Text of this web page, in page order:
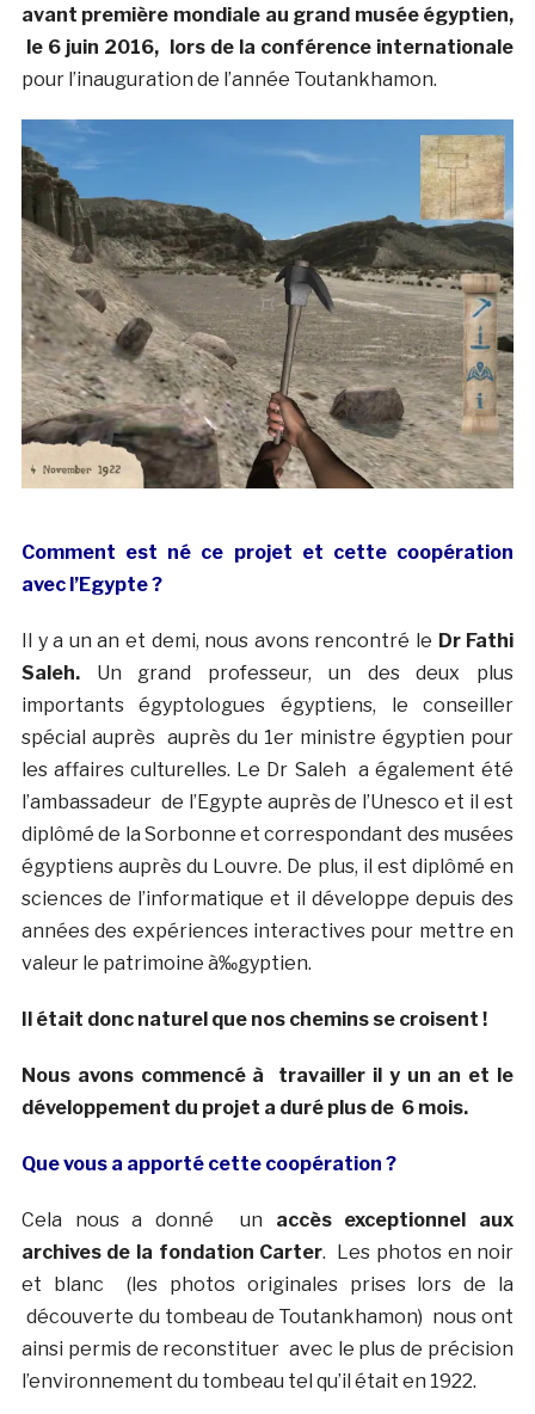
avant première mondiale au grand musée égyptien,
le 6 juin 2016, lors de la conférence internationale
pour l’inauguration de l’année Toutankhamon.
Comment est né ce projet et cette coopération
avec l’Egypte ?
Il y a un an et demi, nous avons rencontré le Dr Fathi
Saleh.Un grand professeur, un des deux plus
importants égyptologues égyptiens, le conseiller
spécial auprès auprès du 1er ministre égyptien pour
les affaires culturelles. Le Dr Saleh a également été
l’ambassadeur de l’Egypte auprès de l’Unesco et il est
diplômé de la Sorbonne et correspondant des musées
égyptiens auprès du Louvre. De plus, il est diplômé en
sciences de l’informatique et il développe depuis des
années des expériences interactives pour mettre en
valeur le patrimoine à‰gyptien.
Il était donc naturel que nos chemins se croisent !
Nous avons commencé à travailler il y un an et le
développement du projet a duré plus de 6 mois.
Que vous a apporté cette coopération ?
Cela nous a donné un accès exceptionnel aux
archives de la fondation Carter. Les photos en noir
et blanc (les photos originales prises lors de la
découverte du tombeau de Toutankhamon) nous ont
ainsi permis de reconstituer avec le plus de précision
l’environnement du tombeau tel qu’il était en 1922.